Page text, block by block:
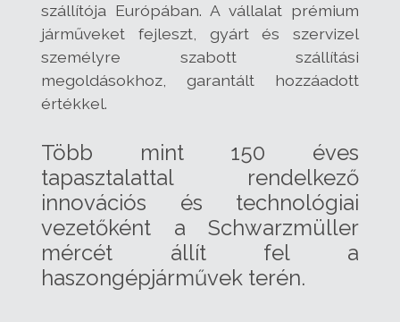
szállítója Európában. A vállalat prémium
járműveket fejleszt, gyárt és szervizel
személyre szabott szállítási
megoldásokhoz, garantált hozzáadott
értékkel.
Több mint 150 éves
tapasztalattal rendelkező
innovációs és technológiai
vezetőként a Schwarzmüller
mércét állít fel a
haszongépjárművek terén.